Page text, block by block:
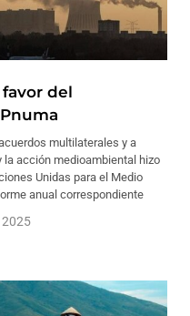
del
multilaterales y a
acción medioambiental hizo
Unidas para el Medio
anual correspondiente
2025